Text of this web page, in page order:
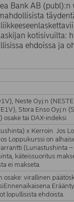
Bank AB
ehdoissa ja
Neste Oyj:n
Stora Enso Oyj:n
osake tai DAX-indeksi
x Kerroin Jos
Loppukurssi on
käteissuoritus
ei makseta.
virallinen
lopullisista ehdoista.